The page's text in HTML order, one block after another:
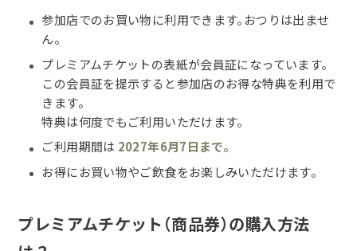
参加店でのお買い物に利用できます。おつりは出ませ
ん。
プレミアムチケットの表紙が会員証になっています。
この会員証を提示すると参加店のお得な特典を利用で
きます。
特典は何度でもご利用いただけます。
ご利用期間は 2027年6月7日まで。
お得にお買い物やご飲食をお楽しみいただけます。
プレミアムチケット（商品券）の購入方法